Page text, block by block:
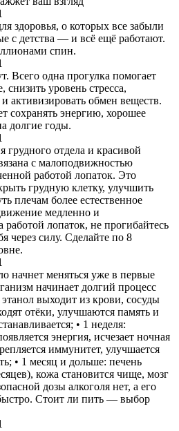
здоровья, о которых все забыли
с детства — и всё ещё работают.
спин.
Всего одна прогулка помогает
уровень стресса,
активизировать обмен веществ.
сохранять энергию, хорошее
долгие годы.
отдела и красивой
с малоподвижностью
работой лопаток. Это
грудную клетку, улучшить
плечам более естественное
медленно и
работой лопаток, не прогибайтесь
через силу. Сделайте по 8
начнет меняться уже в первые
начинает долгий процесс
этанол выходит из крови, сосуды
отёки, улучшаются память и
• 1 неделя:
энергия, исчезает ночная
иммунитет, улучшается
• 1 месяц и дольше: печень
кожа становится чище, мозг
дозы алкоголя нет, а его
Стоит ли пить — выбор